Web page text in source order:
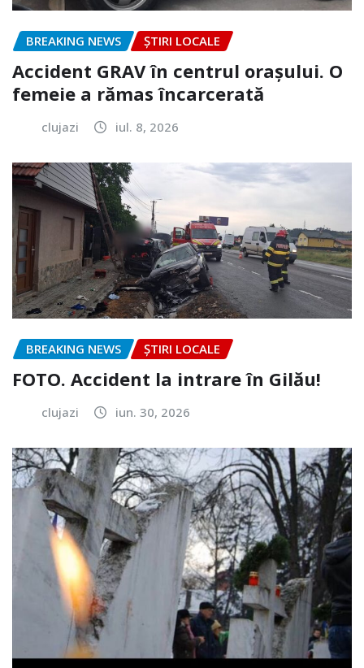
BREAKING NEWS ȘTIRI LOCALE
Accident GRAV în centrul orașului. O
femeie a rămas încarcerată
clujazi iul. 8, 2026
BREAKING NEWS ȘTIRI LOCALE
FOTO. Accident la intrare în Gilău!
clujazi iun. 30, 2026